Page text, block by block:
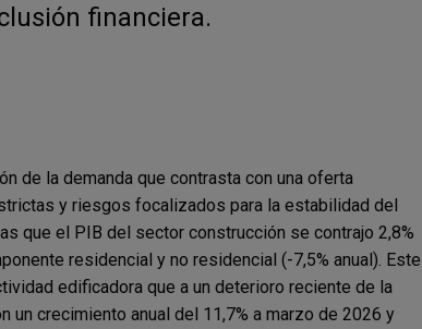
financiera.
de la demanda que contrasta con una oferta
y riesgos focalizados para la estabilidad del
que el PIB del sector construcción se contrajo 2,8%
residencial y no residencial (-7,5% anual). Este
edificadora que a un deterioro reciente de la
un crecimiento anual del 11,7% a marzo de 2026 y